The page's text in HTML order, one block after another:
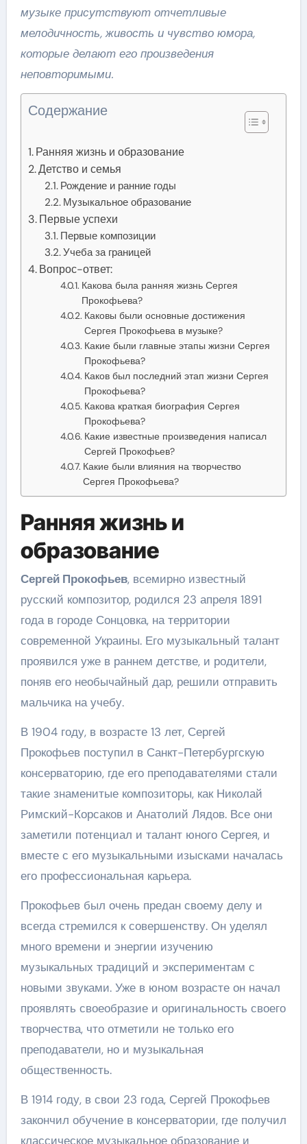
музыке присутствуют отчетливые
мелодичность, живость и чувство юмора,
которые делают его произведения
неповторимыми.
Содержание
Ранняя жизнь и образование
Детство и семья
Рождение и ранние годы
Музыкальное образование
Первые успехи
Первые композиции
Учеба за границей
Вопрос-ответ:
Какова была ранняя жизнь Сергея
Прокофьева?
Каковы были основные достижения
Сергея Прокофьева в музыке?
Какие были главные этапы жизни Сергея
Прокофьева?
Каков был последний этап жизни Сергея
Прокофьева?
Какова краткая биография Сергея
Прокофьева?
Какие известные произведения написал
Сергей Прокофьев?
Какие были влияния на творчество
Сергея Прокофьева?
Ранняя жизнь и
образование
Сергей Прокофьев, всемирно известный
русский композитор, родился 23 апреля 1891
года в городе Сонцовка, на территории
современной Украины. Его музыкальный талант
проявился уже в раннем детстве, и родители,
поняв его необычайный дар, решили отправить
мальчика на учебу.
В 1904 году, в возрасте 13 лет, Сергей
Прокофьев поступил в Санкт-Петербургскую
консерваторию, где его преподавателями стали
такие знаменитые композиторы, как Николай
Римский-Корсаков и Анатолий Лядов. Все они
заметили потенциал и талант юного Сергея, и
вместе с его музыкальными изысками началась
его профессиональная карьера.
Прокофьев был очень предан своему делу и
всегда стремился к совершенству. Он уделял
много времени и энергии изучению
музыкальных традиций и экспериментам с
новыми звуками. Уже в юном возрасте он начал
проявлять своеобразие и оригинальность своего
творчества, что отметили не только его
преподаватели, но и музыкальная
общественность.
В 1914 году, в свои 23 года, Сергей Прокофьев
закончил обучение в консерватории, где получил
классическое музыкальное образование и